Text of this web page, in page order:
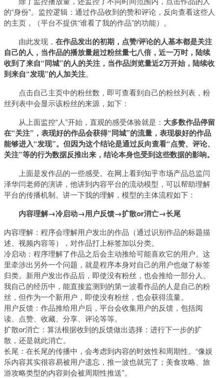
的“身份”。监控逻辑：通过作品收到的赞和评论，反向查看这些人
的主页，（平台不提供“谁看了我的作品”的功能）。
由此发现， 在作品发出的初期，点赞/评论的人基本都是关注
自己的人，当作品的播放量超过粉丝量七八倍，近一万时，陆续
收到了来自“同城”的人的关注，当作品浏览量近2万开始，陆续收
到来自“发现”的人加关注。
点击自己主页中的粉丝数，即可查看到自己的粉丝列表，粉
丝列表中会显示该粉丝的来源，如下：
从上面监控“人”开始，直观的感受体验就是： 大多数作品停留
在“关注”，表现好的作品会获得“同城”的流量，表现极好的作品
能够进入“发现”。 但因为这个结论是通过反向查看“点赞、评论、
关注”等的行为数据反推出来，结论本身也受到这些数据的影响。
上面是发作品的一些感受。在网上看到知乎市场产品总监闫
泽华闫老师的演讲，他讲到内容平台的流动模型，可以帮助理解
平台的传播机制。讲一下我的理解，模型的主体流程如下：
内容理解→冷启动→用户反馈→扩散or消亡→长尾
内容理解：程序会理解用户发出的作品（通过识别作品的标题描
述、视频内容等），对作品打上标签加以分类。
冷启动：程序理解了作品之后会主动推给可能喜欢它的用户。这
里牵涉出另外一个问题，就是程序本身对自己的用户也做了标签
归类。新用户发出作品后，即使没有粉丝，也会推给一部分人。
我自己的经历中，能直接监测到的第一波看作品的人是自己的粉
丝，但作为一个新用户，即使没有粉丝，也会获得流量。
用户反馈：作品推给用户后，平台会收集用户的反馈，包括阅
读、点赞、收藏、分享、评论等等。
扩散or消亡：算法根据收到的反馈做出选择：进行下一步的扩
散，还是就此消亡。
长尾：在长尾的传播中，会考虑到内容的时效性和周期性。“像娱
乐内容其实很容易被用户遗忘，推一波也就完了；美食攻略、旅
游攻略类型的内容则会被周期性推送”。